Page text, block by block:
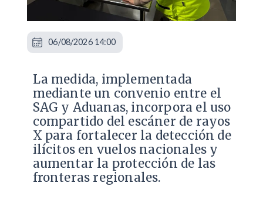
La medida, implementada
mediante un convenio entre el
SAG y Aduanas, incorpora el uso
compartido del escáner de rayos
X para fortalecer la detección de
ilícitos en vuelos nacionales y
aumentar la protección de las
fronteras regionales.
06/08/2026 14:00